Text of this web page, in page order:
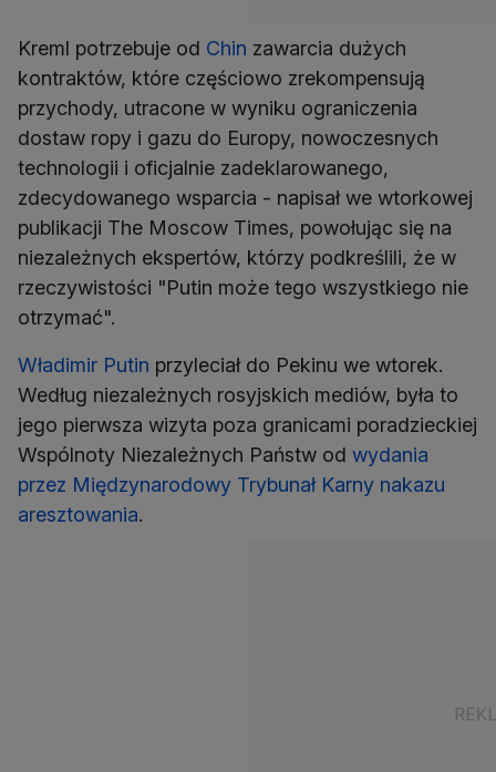
Kreml potrzebuje od Chin zawarcia dużych
kontraktów, które częściowo zrekompensują
przychody, utracone w wyniku ograniczenia
dostaw ropy i gazu do Europy, nowoczesnych
technologii i oficjalnie zadeklarowanego,
zdecydowanego wsparcia - napisał we wtorkowej
publikacji The Moscow Times, powołując się na
niezależnych ekspertów, którzy podkreślili, że w
rzeczywistości "Putin może tego wszystkiego nie
otrzymać".
Władimir Putin przyleciał do Pekinu we wtorek.
Według niezależnych rosyjskich mediów, była to
jego pierwsza wizyta poza granicami poradzieckiej
Wspólnoty Niezależnych Państw od wydania
przez Międzynarodowy Trybunał Karny nakazu
aresztowania.